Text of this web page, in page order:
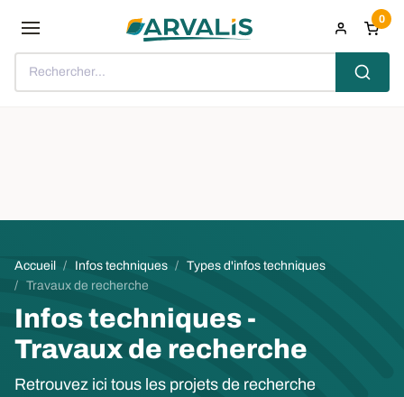
Rechercher...
0
Fil d'Ariane
Accueil Infos techniques
Types d'infos techniques
Travaux de recherche
Infos techniques -
Travaux de recherche
Retrouvez ici tous les projets de recherche